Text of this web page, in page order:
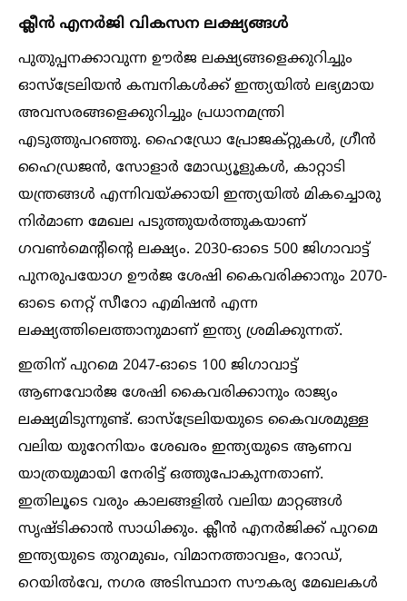
ക്ലീൻ എനർജി വികസന ലക്ഷ്യങ്ങള്‍
പുതുപ്പനക്കാവുന്ന ഊർജ ലക്ഷ്യങ്ങളെക്കുറിച്ചും
ഓസ്ട്രേലിയൻ കമ്പനികള്‍ക്ക് ഇന്ത്യയില്‍ ലഭ്യമായ
അവസരങ്ങളെക്കുറിച്ചും പ്രധാനമന്ത്രി
എടുത്തുപറഞ്ഞു. ഹൈഡ്രോ പ്രോജക്റ്റുകള്‍, ഗ്രീൻ
ഹൈഡ്രജൻ, സോളാർ മോഡ്യൂളുകള്‍, കാറ്റാടി
യന്ത്രങ്ങള്‍ എന്നിവയ്ക്കായി ഇന്ത്യയില്‍ മികച്ചൊരു
നിർമാണ മേഖല പടുത്തുയർത്തുകയാണ്
ഗവണ്‍മെൻ്റിൻ്റെ ലക്ഷ്യം. 2030-ഓടെ 500 ജിഗാവാട്ട്
പുനരുപയോഗ ഊർജ ശേഷി കൈവരിക്കാനും 2070-
ഓടെ നെറ്റ് സീറോ എമിഷൻ എന്ന
ലക്ഷ്യത്തിലെത്താനുമാണ് ഇന്ത്യ ശ്രമിക്കുന്നത്.
ഇതിന് പുറമെ 2047-ഓടെ 100 ജിഗാവാട്ട്
ആണവോർജ ശേഷി കൈവരിക്കാനും രാജ്യം
ലക്ഷ്യമിടുന്നുണ്ട്. ഓസ്ട്രേലിയയുടെ കൈവശമുള്ള
വലിയ യുറേനിയം ശേഖരം ഇന്ത്യയുടെ ആണവ
യാത്രയുമായി നേരിട്ട് ഒത്തുപോകുന്നതാണ്.
ഇതിലൂടെ വരും കാലങ്ങളില്‍ വലിയ മാറ്റങ്ങള്‍
സൃഷ്ടിക്കാൻ സാധിക്കും. ക്ലീൻ എനർജിക്ക് പുറമെ
ഇന്ത്യയുടെ തുറമുഖം, വിമാനത്താവളം, റോഡ്,
റെയില്‍വേ, നഗര അടിസ്ഥാന സൗകര്യ മേഖലകള്‍